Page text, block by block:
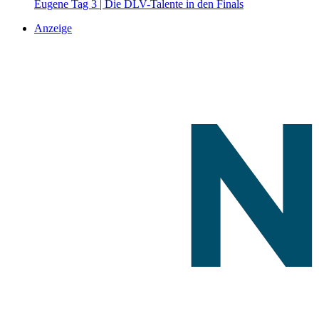
Eugene Tag 3 | Die DLV-Talente in den Finals
Anzeige